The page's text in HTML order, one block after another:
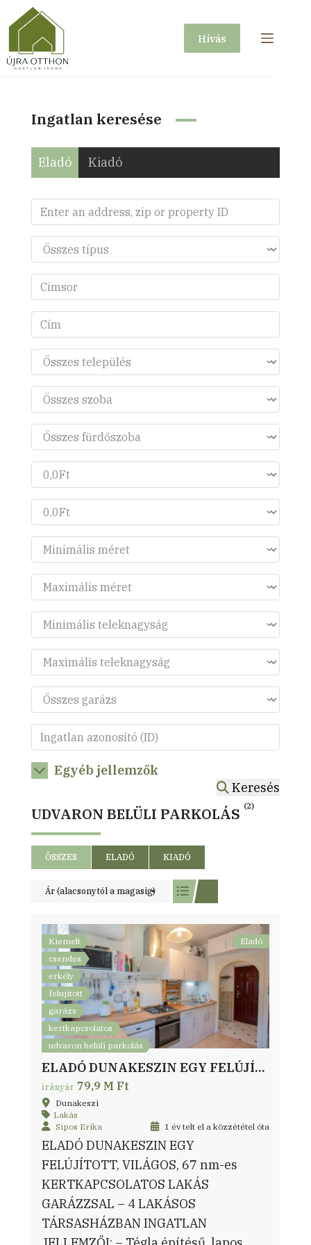
to
content
Hívás
Ingatlan keresése
Eladó Kiadó
Egyéb jellemzők
Keresés
UDVARON BELÜLI PARKOLÁS (2)
ÖSSZES ELADÓ KIADÓ
Ár (alacsonytól a magasig)
Kiemelt
csendes
erkély
felujitott
garázs
kertkapcsolatos
udvaron belüli parkolás
Eladó
ELADÓ DUNAKESZIN EGY FELÚJÍTOTT, VILÁGOS, 67 nm-es KERTKAPCSOLATOS LAKÁS GARÁZZSAL – 4 LAKÁSOS TÁRSASHÁZBAN
irányár 79,9 M Ft
Dunakeszi
Lakás
Sipos Erika
1 év telt el a közzététel óta
ELADÓ DUNAKESZIN EGY
FELÚJÍTOTT, VILÁGOS, 67 nm-es
KERTKAPCSOLATOS LAKÁS
GARÁZZSAL – 4 LAKÁSOS
TÁRSASHÁZBAN INGATLAN